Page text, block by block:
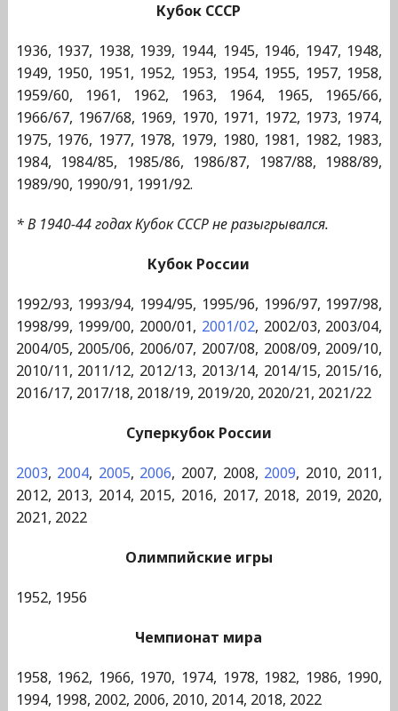
Кубок СССР
1936, 1937, 1938, 1939, 1944, 1945, 1946, 1947, 1948,
1949, 1950, 1951, 1952, 1953, 1954, 1955, 1957, 1958,
1959/60, 1961, 1962, 1963, 1964, 1965, 1965/66,
1966/67, 1967/68, 1969, 1970, 1971, 1972, 1973, 1974,
1975, 1976, 1977, 1978, 1979, 1980, 1981, 1982, 1983,
1984, 1984/85, 1985/86, 1986/87, 1987/88, 1988/89,
1989/90, 1990/91, 1991/92.
* В 1940-44 годах Кубок СССР не разыгрывался.
Кубок России
1992/93, 1993/94, 1994/95, 1995/96, 1996/97, 1997/98,
1998/99, 1999/00, 2000/01, 2001/02, 2002/03, 2003/04,
2004/05, 2005/06, 2006/07, 2007/08, 2008/09, 2009/10,
2010/11, 2011/12, 2012/13, 2013/14, 2014/15, 2015/16,
2016/17, 2017/18, 2018/19, 2019/20, 2020/21, 2021/22
Суперкубок России
2003, 2004, 2005, 2006, 2007, 2008, 2009, 2010, 2011,
2012, 2013, 2014, 2015, 2016, 2017, 2018, 2019, 2020,
2021, 2022
Олимпийские игры
1952, 1956
Чемпионат мира
1958, 1962, 1966, 1970, 1974, 1978, 1982, 1986, 1990,
1994, 1998, 2002, 2006, 2010, 2014, 2018, 2022